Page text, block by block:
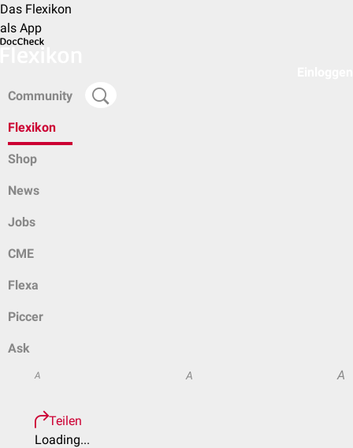
Das Flexikon
als App
Community
Flexikon
Shop
News
Jobs
CME
Flexa
Piccer
Ask
A A A
Teilen
Loading...